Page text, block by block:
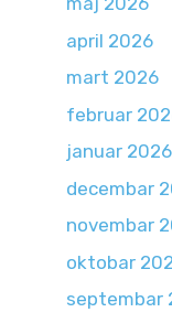
april 2026
mart 2026
februar
januar 2026
decembar
novembar
oktobar
septembar